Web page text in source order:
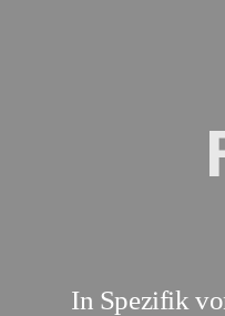
In Spezifik